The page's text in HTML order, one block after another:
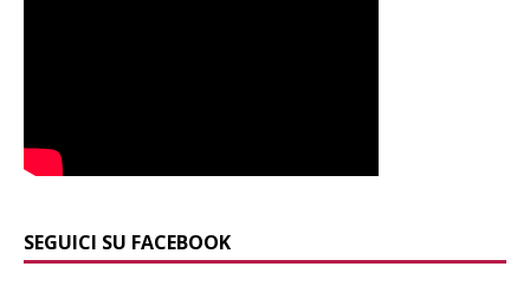
SEGUICI SU FACEBOOK